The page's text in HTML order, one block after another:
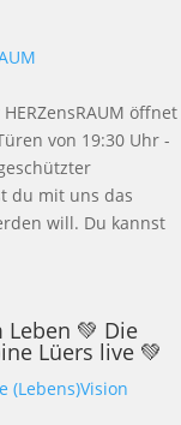
öffnet
von 19:30 Uhr -
du mit uns das
will. Du kannst
💚 Die
Lüers live 💚
(Lebens)Vision